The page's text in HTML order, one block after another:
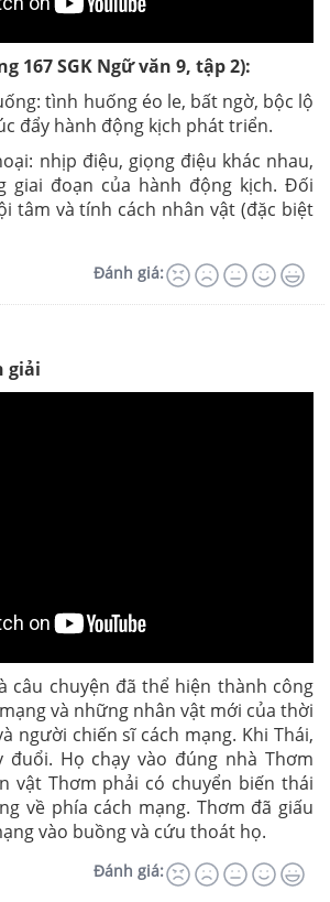
167 SGK Ngữ văn 9, tập 2):
tình huống éo le, bất ngờ, bộc lộ
đẩy hành động kịch phát triển.
nhịp điệu, giọng điệu khác nhau,
giai đoạn của hành động kịch. Đối
tâm và tính cách nhân vật (đặc biệt
Đánh giá:
giải
câu chuyện đã thể hiện thành công
và những nhân vật mới của thời
người chiến sĩ cách mạng. Khi Thái,
đuổi. Họ chạy vào đúng nhà Thơm
vật Thơm phải có chuyển biến thái
về phía cách mạng. Thơm đã giấu
vào buồng và cứu thoát họ.
Đánh giá: